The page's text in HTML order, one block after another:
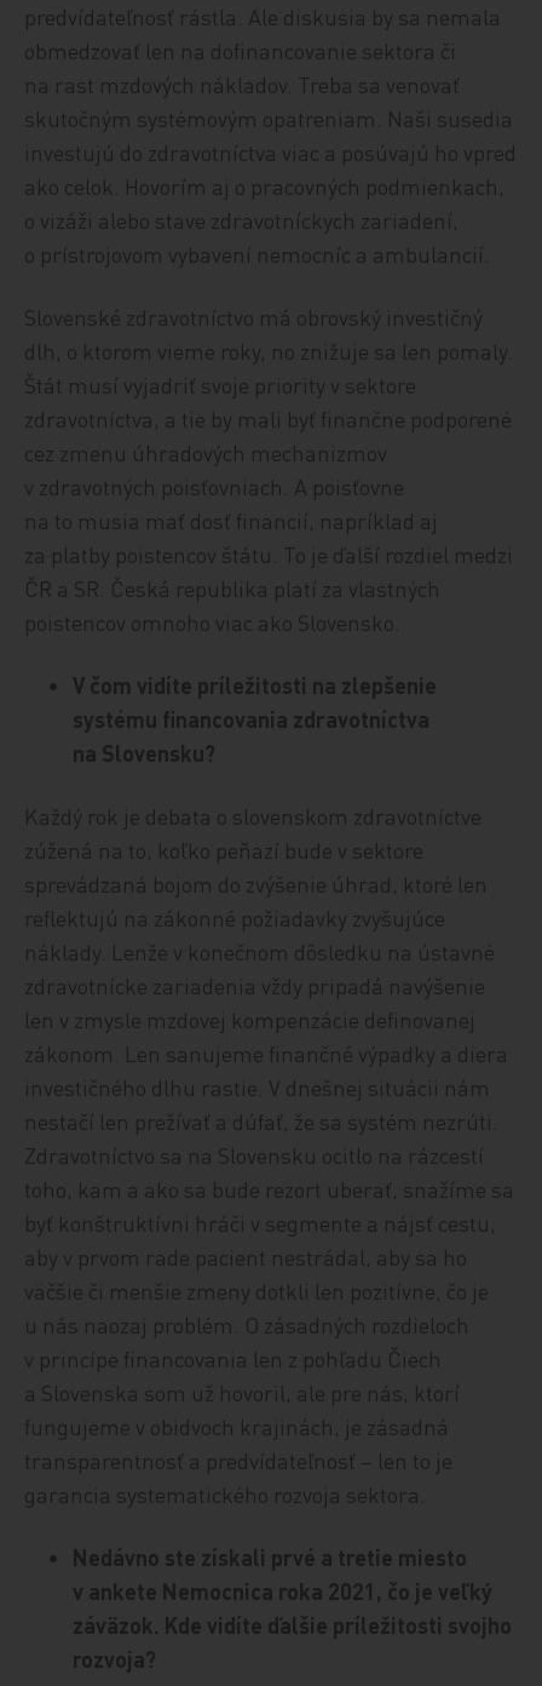
predvídateľnosť rástla. Ale diskusia by sa nemala
obmedzovať len na dofinancovanie sektora či
na rast mzdových nákladov. Treba sa venovať
skutočným systémovým opatreniam. Naši susedia
investujú do zdravotníctva viac a posúvajú ho vpred
ako celok. Hovorím aj o pracovných podmienkach,
o vizáži alebo stave zdravotníckych zariadení,
o prístrojovom vybavení nemocníc a ambulancií.
Slovenské zdravotníctvo má obrovský investičný
dlh, o ktorom vieme roky, no znižuje sa len pomaly.
Štát musí vyjadriť svoje priority v sektore
zdravotníctva, a tie by mali byť finančne podporené
cez zmenu úhradových mechanizmov
v zdravotných poisťovniach. A poisťovne
na to musia mať dosť financií, napríklad aj
za platby poistencov štátu. To je ďalší rozdiel medzi
ČR a SR. Česká republika platí za vlastných
poistencov omnoho viac ako Slovensko.
V čom vidíte príležitosti na zlepšenie
systému financovania zdravotníctva
na Slovensku?
Každý rok je debata o slovenskom zdravotníctve
zúžená na to, koľko peňazí bude v sektore
sprevádzaná bojom do zvýšenie úhrad, ktoré len
reflektujú na zákonné požiadavky zvyšujúce
náklady. Lenže v konečnom dôsledku na ústavné
zdravotnícke zariadenia vždy pripadá navýšenie
len v zmysle mzdovej kompenzácie definovanej
zákonom. Len sanujeme finančné výpadky a diera
investičného dlhu rastie. V dnešnej situácii nám
nestačí len prežívať a dúfať, že sa systém nezrúti.
Zdravotníctvo sa na Slovensku ocitlo na rázcestí
toho, kam a ako sa bude rezort uberať, snažíme sa
byť konštruktívni hráči v segmente a nájsť cestu,
aby v prvom rade pacient nestrádal, aby sa ho
väčšie či menšie zmeny dotkli len pozitívne, čo je
u nás naozaj problém. O zásadných rozdieloch
v princípe financovania len z pohľadu Čiech
a Slovenska som už hovoril, ale pre nás, ktorí
fungujeme v obidvoch krajinách, je zásadná
transparentnosť a predvídateľnosť – len to je
garancia systematického rozvoja sektora.
Nedávno ste získali prvé a tretie miesto
v ankete Nemocnica roka 2021, čo je veľký
záväzok. Kde vidíte ďalšie príležitosti svojho
rozvoja?